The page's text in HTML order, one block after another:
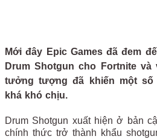
Mới đây Epic Games đã đem
Drum Shotgun cho Fortnite
tưởng tượng đã khiến một
khá khó chịu.
Drum Shotgun xuất hiện ở bản
chính thức trở thành khẩu